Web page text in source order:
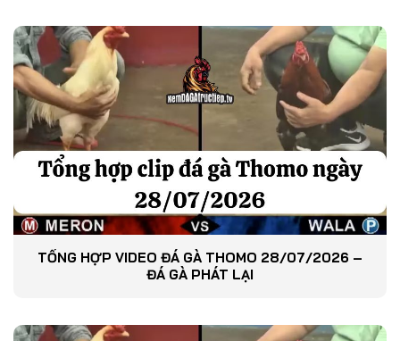
TỔNG HỢP VIDEO ĐÁ GÀ THOMO 28/07/2026 –
ĐÁ GÀ PHÁT LẠI